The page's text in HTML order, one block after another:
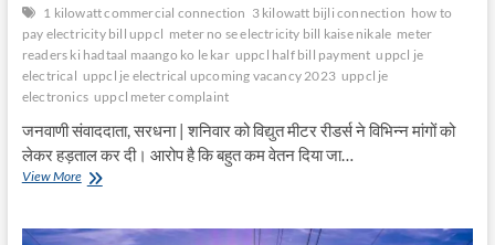
1 kilowatt commercial connection 3 kilowatt bijli connection how to
pay electricity bill uppcl meter no se electricity bill kaise nikale meter
readers ki hadtaal maango ko le kar uppcl half bill payment uppcl je
electrical uppcl je electrical upcoming vacancy 2023 uppcl je
electronics uppcl meter complaint
जनवाणी संवाददाता, सरधना | शनिवार को विद्युत मीटर रीडर्स ने विभिन्न मांगों को
लेकर हड़ताल कर दी। आरोप है कि बहुत कम वेतन दिया जा…
View Moreमीटर
की